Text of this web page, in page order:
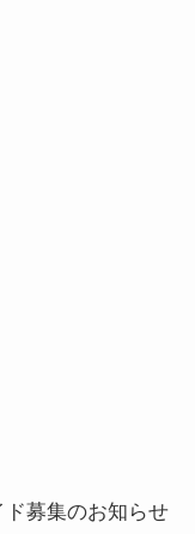
募集のお知らせ